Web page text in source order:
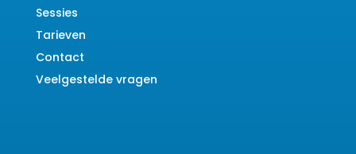
Sessies
Tarieven
Contact
Veelgestelde vragen